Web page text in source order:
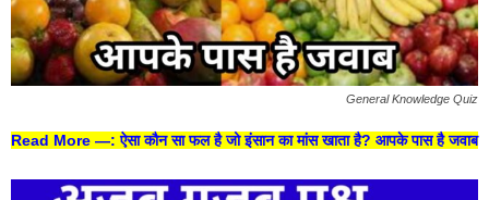
General Knowledge Quiz
Read More —: ऐसा कौन सा फल है जो इंसान का मांस खाता है? आपके पास है जवाब